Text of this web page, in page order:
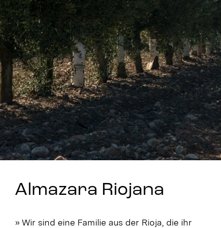
Stay in Touch
Almazara Riojana
» Wir sind eine Familie aus der Rioja, die ihr